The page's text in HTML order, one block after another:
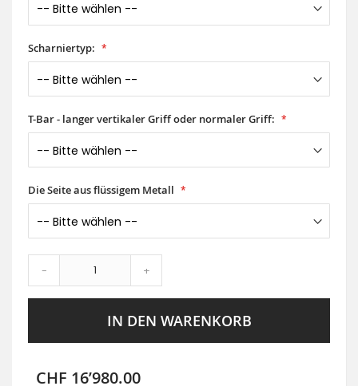
Scharniertyp:
T-Bar - langer vertikaler Griff oder normaler Griff:
Die Seite aus flüssigem Metall
- +
IN DEN WARENKORB
CHF 16’980.00